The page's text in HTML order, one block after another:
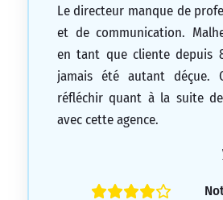
Le directeur manque de
et de communication.
en tant que cliente depuis
jamais été autant déçue.
réfléchir quant à la suite
avec cette agence.